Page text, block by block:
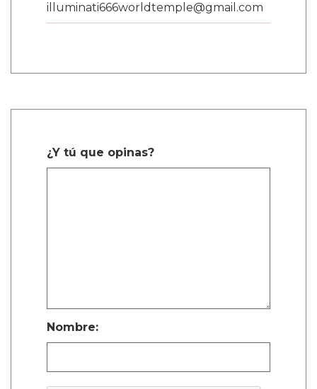
illuminati666worldtemple@gmail.com
¿Y tú que opinas?
Nombre: